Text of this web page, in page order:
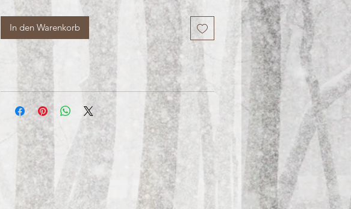
In den Warenkorb